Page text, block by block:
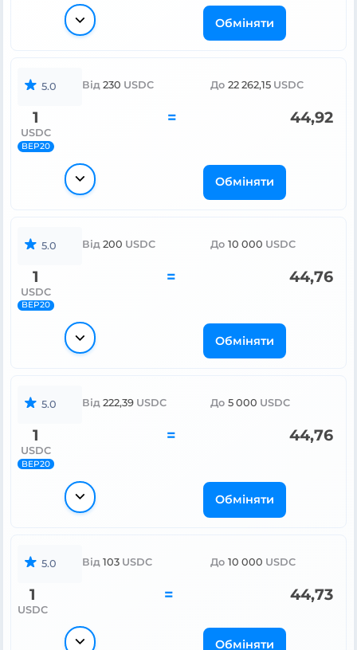
Обміняти
5.0 Від 230 USDC До 22 262,15 USDC
1
USDC
BEP20
= 44,92
Обміняти
5.0 Від 200 USDC До 10 000 USDC
1
USDC
BEP20
= 44,76
Обміняти
5.0 Від 222,39 USDC До 5 000 USDC
1
USDC
BEP20
= 44,76
Обміняти
5.0 Від 103 USDC До 10 000 USDC
1
USDC
= 44,73
Обміняти